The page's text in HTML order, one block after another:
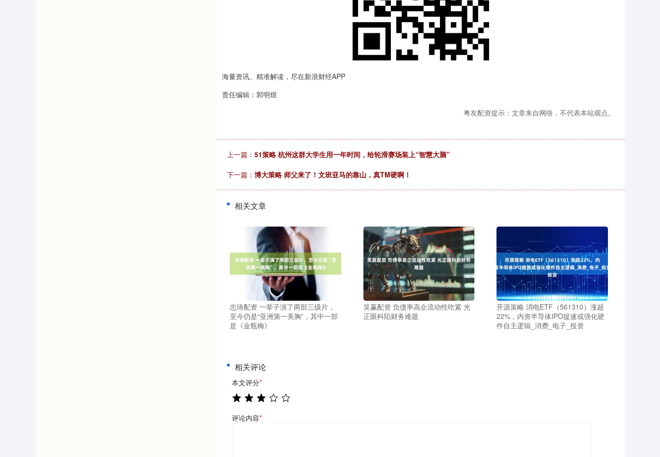
海量资讯、精准解读，尽在新浪财经APP
责任编辑：郭明煜
粤友配资提示：文章来自网络，不代表本站观点。
上一篇： 51策略 杭州这群大学生用一年时间，给轮滑赛场装上“智慧大脑”
下一篇： 博大策略 师父来了！文班亚马的靠山，真TM硬啊！
相关文章
忠琦配资 一辈子演了两部三级片，
至今仍是“亚洲第一美胸”，其中一部
是《金瓶梅》
笑赢配资 负债率高企流动性吃紧 光
正眼科陷财务难题
开源策略 消电ETF（561310）涨超
22%，内资半导体IPO提速或强化硬
件自主逻辑_消费_电子_投资
相关评论
本文评分*
评论内容*